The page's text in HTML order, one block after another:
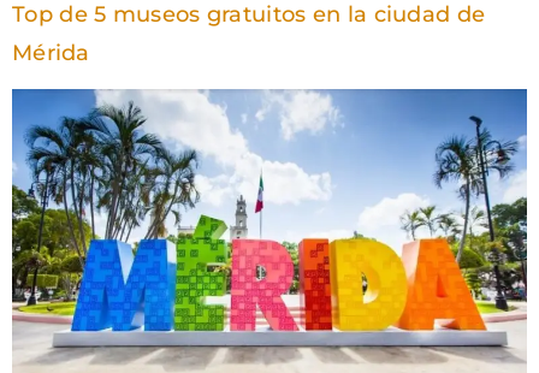
Top de 5 museos gratuitos en la ciudad de
Mérida